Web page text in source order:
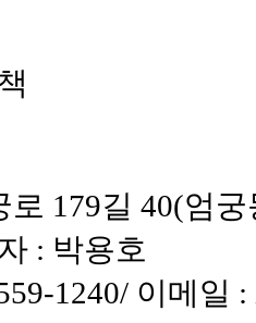
179길 40(엄
: 박용호
1240/ 이메일